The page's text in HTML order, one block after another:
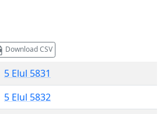
Download CSV
5 Elul 5831
5 Elul 5832